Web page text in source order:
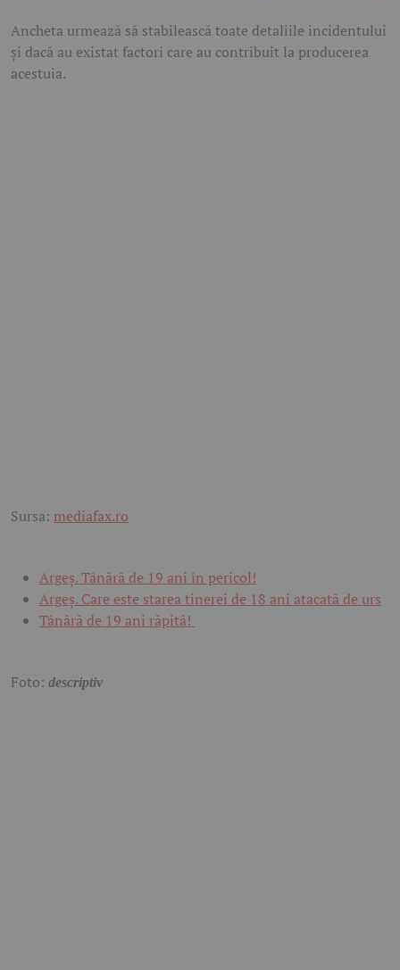
Ancheta urmează să stabilească toate detaliile incidentului
și dacă au existat factori care au contribuit la producerea
acestuia.
Sursa: mediafax.ro
Argeș. Tânără de 19 ani în pericol!
Argeș. Care este starea tinerei de 18 ani atacată de urs
Tânără de 19 ani răpită!
Foto: descriptiv